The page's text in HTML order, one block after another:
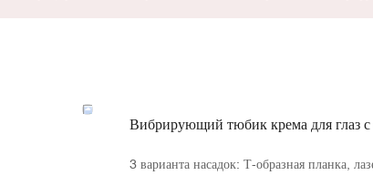
Вибрирующий тюбик крема для глаз
3 варианта насадок: Т-образная планка,